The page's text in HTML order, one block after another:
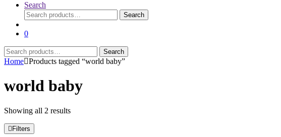
Search
Search
for:
Search
0
Search
for:
Search
Home Products tagged “world baby”
world baby
Showing all 2 results
Filters